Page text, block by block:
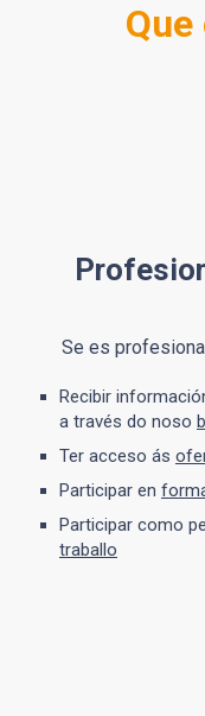
Se es
Recibir
a través do noso
Ter acceso ás
Participar en
Participar como
traballo